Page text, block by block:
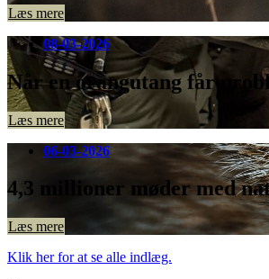
Læs mere
08-03-2026
Når en orangutang får
Læs mere
06-03-2026
4,3 millioner møder med
Læs mere
Klik her for at se alle indlæg.